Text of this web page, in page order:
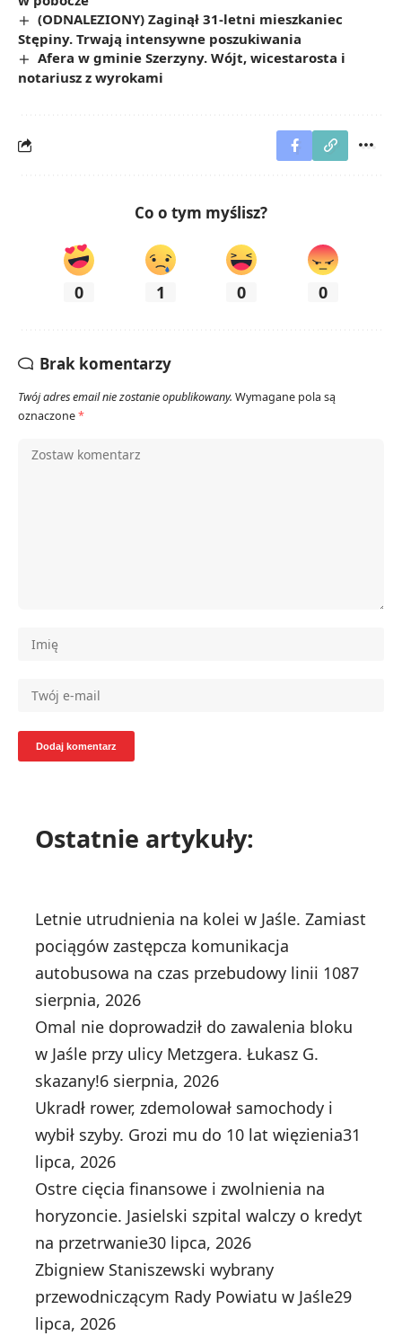
(ODNALEZIONY) Zaginął 31-letni mieszkaniec
Stępiny. Trwają intensywne poszukiwania
Afera w gminie Szerzyny. Wójt, wicestarosta i
notariusz z wyrokami
Co o tym myślisz?
0 1 0 0
Brak komentarzy
Twój adres email nie zostanie opublikowany. Wymagane pola są
oznaczone*
Ostatnie artykuły:
Letnie utrudnienia na kolei w Jaśle. Zamiast
pociągów zastępcza komunikacja
autobusowa na czas przebudowy linii 1087
sierpnia, 2026
Omal nie doprowadził do zawalenia bloku
w Jaśle przy ulicy Metzgera. Łukasz G.
skazany!6 sierpnia, 2026
Ukradł rower, zdemolował samochody i
wybił szyby. Grozi mu do 10 lat więzienia31
lipca, 2026
Ostre cięcia finansowe i zwolnienia na
horyzoncie. Jasielski szpital walczy o kredyt
na przetrwanie30 lipca, 2026
Zbigniew Staniszewski wybrany
przewodniczącym Rady Powiatu w Jaśle29
lipca, 2026